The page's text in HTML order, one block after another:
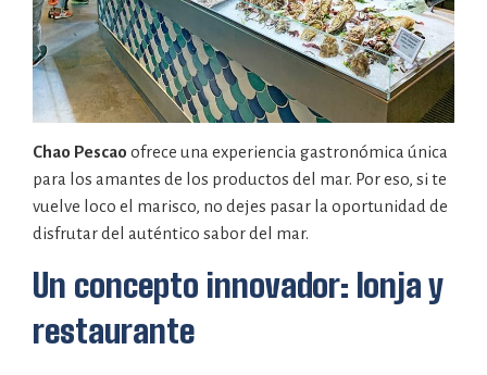
Chao Pescao ofrece una experiencia gastronómica única
para los amantes de los productos del mar. Por eso, si te
vuelve loco el marisco, no dejes pasar la oportunidad de
disfrutar del auténtico sabor del mar.
Un concepto innovador: lonja y
restaurante